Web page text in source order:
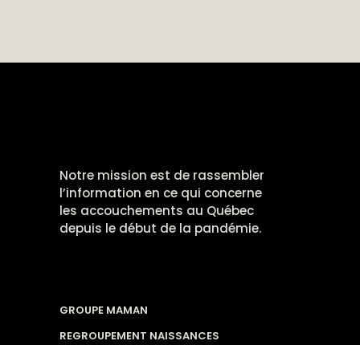
Notre mission est de rassembler
l’information en ce qui concerne
les accouchements au Québec
depuis le début de la pandémie.
GROUPE MAMAN
REGROUPEMENT NAISSANCES